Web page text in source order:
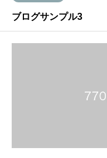
ブログサンプル3